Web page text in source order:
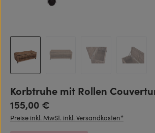
Korbtruhe mit Rollen
Regulärer Preis:
155,00 €
Preise inkl. MwSt. inkl. Versandkosten*